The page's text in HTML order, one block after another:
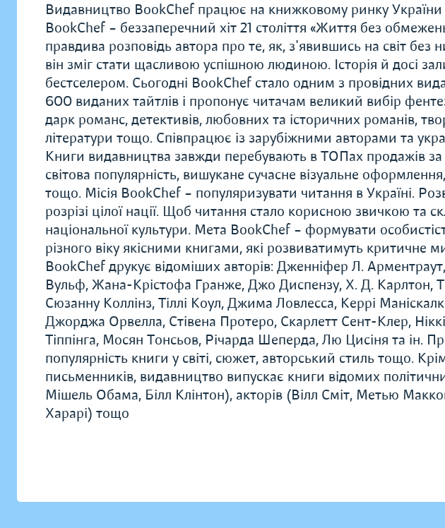
Видавництво BookChef працює на книжковому ринку України
BookChef – беззаперечний хіт 21 століття «Життя без
правдива розповідь автора про те, як, з'явившись на світ без
він зміг стати щасливою успішною людиною. Історія й досі
бестселером. Сьогодні BookChef стало одним з провідних
600 виданих тайтлів і пропонує читачам великий вибір
дарк романс, детективів, любовних та історичних романів,
літератури тощо. Співпрацює із зарубіжними авторами та
Книги видавництва завжди перебувають в ТОПах продажів
світова популярність, вишукане сучасне візуальне
тощо. Місія BookChef – популяризувати читання в Україні.
розрізі цілої нації. Щоб читання стало корисною звичкою та
національної культури. Мета BookChef – формувати
різного віку якісними книгами, які розвиватимуть критичне
BookChef друкує відоміших авторів: Дженніфер Л.
Вульф, Жана-Крістофа Гранже, Джо Диспензу, Х. Д. Карлтон,
Сюзанну Коллінз, Тіллі Коул, Джима Ловлесса, Керрі
Джорджа Орвелла, Стівена Протеро, Скарлетт Сент-Клер,
Тіппінга, Мосян Тонсьов, Річарда Шеперда, Лю Цисіня та ін.
популярність книги у світі, сюжет, авторський стиль тощо.
письменників, видавництво випускає книги відомих
Мішель Обама, Білл Клінтон), акторів (Вілл Сміт, Метью
Харарі) тощо